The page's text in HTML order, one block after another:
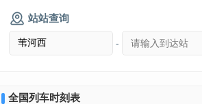
站站查询
-
全国列车时刻表